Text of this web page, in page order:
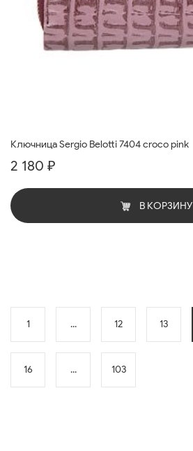
Ключница Sergio Belotti 7404 croco pink
2 180 ₽
В КОРЗИНУ
1 ... 12 13
16 ... 103